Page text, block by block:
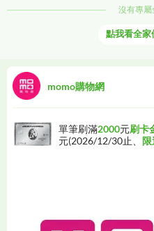
指定通路現金回饋 國外特定
其他優惠
沒有專屬
點我看全家
momo購物網
單筆刷滿2000元刷卡
元(2026/12/30止、